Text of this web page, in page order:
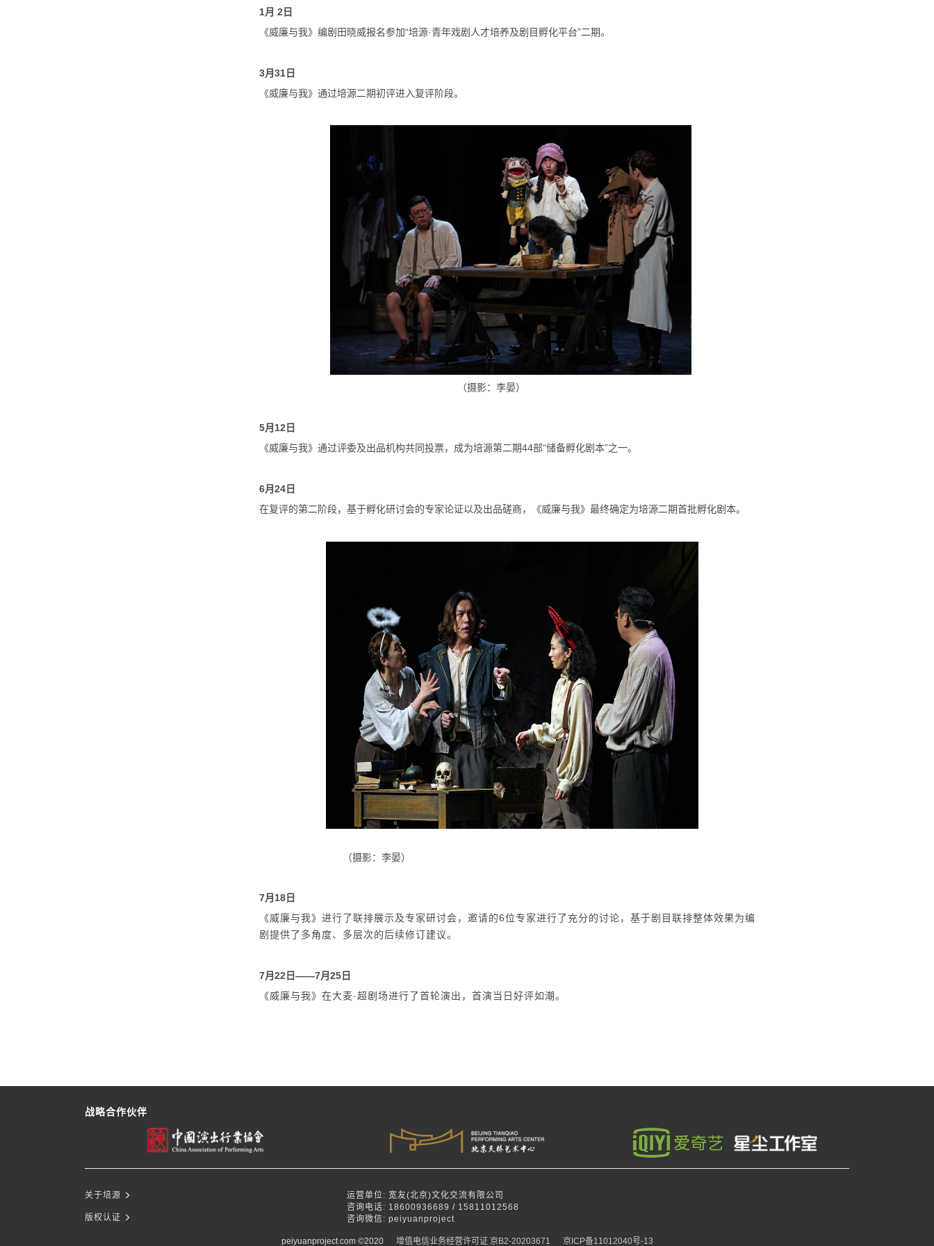
1月 2 日
《威廉与我》编剧 田晓威报名参加“培源·青年戏剧人才培养及剧目孵化平台”二期。
3月31 日
《威廉与我》通过培源二期初评进入复评阶段。
（摄影：李晏）
5月 12 日
《威廉与我》通过评委及出品机构共同投票，成为培源第二期44部“储备孵化剧本”之一。
6月24 日
在复评的第二阶段，基于孵化研讨会的专家论证以及出品磋商，《威廉与我》最终确定为培源二期首批孵化剧本。
（摄影：李晏）
7月 18 日
《威廉与我》进行了联排展示及专家研讨会，邀请的6位专家进行了充分的讨论，基于剧目联排整体效果为编
剧提供了多角度、多层次的后续修订建议。
7月22日——7月25日
《威廉与我》在大麦·超剧场进行了首轮演出，首演当日好评如潮。
战略合作伙伴
关于培源
版权认证
运营单位: 宽友(北京)文化交流有限公司
咨询电话: 18600936689 / 15811012568
咨询微信: peiyuanproject
peiyuanproject.com ©2020 增值电信业务经营许可证 京B2-20203671 京ICP备11012040号-13